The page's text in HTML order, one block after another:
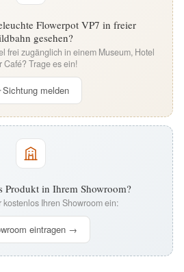
Flowerpot VP7 in freier
gesehen?
frei zugänglich in einem Museum, Hotel
Café? Trage es ein!
Sichtung melden
Produkt in Ihrem Showroom?
kostenlos Ihren Showroom ein:
eintragen →